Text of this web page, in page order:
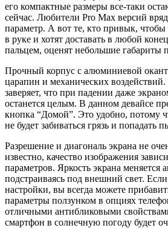
его компактные размеры все-таки
сейчас. Любители Pro Max версий
параметр. А вот те, кто привык,
в руке и хотят доставать в любой
пальцем, оценят небольшие габариты
Прочный корпус с алюминиевой
царапин и механических
заверяет, что при падении даже
останется целым. В данном девайсе
кнопка “Домой”. Это удобно, потому
не будет забиваться грязь и попадать
Разрешение и диагональ экрана не
известно, качество изображения
параметров. Яркость экрана меняется
подстраиваясь под внешний свет. Если
настройки, вы всегда можете
параметры ползунком в опциях
отличными антибликовыми
смартфон в солнечную погоду будет